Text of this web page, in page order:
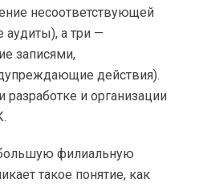
несоответствующей
аудиты), а три —
записями,
действия).
и организации
филиальную
такое понятие, как